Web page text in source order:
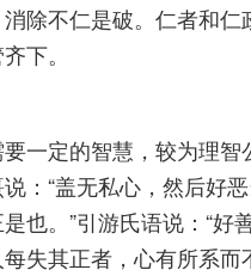
除不仁是破。仁者和仁
下。
一定的智慧，较为理智
：“盖无私心，然后好
也。”引游氏语说：“好
失其正者，心有所系而